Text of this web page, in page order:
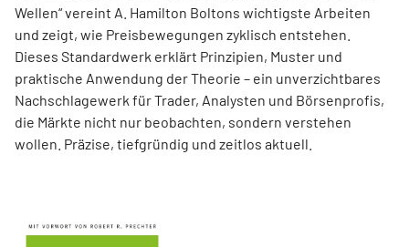
Wellen“ vereint A. Hamilton Boltons wichtigste Arbeiten
und zeigt, wie Preisbewegungen zyklisch entstehen.
Dieses Standardwerk erklärt Prinzipien, Muster und
praktische Anwendung der Theorie – ein unverzichtbares
Nachschlagewerk für Trader, Analysten und Börsenprofis,
die Märkte nicht nur beobachten, sondern verstehen
wollen. Präzise, tiefgründig und zeitlos aktuell.